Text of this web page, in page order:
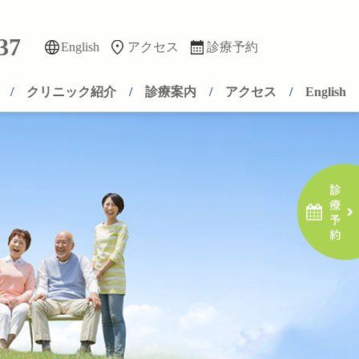
English アクセス 診療予約
クリニック紹介 診療案内 アクセス English